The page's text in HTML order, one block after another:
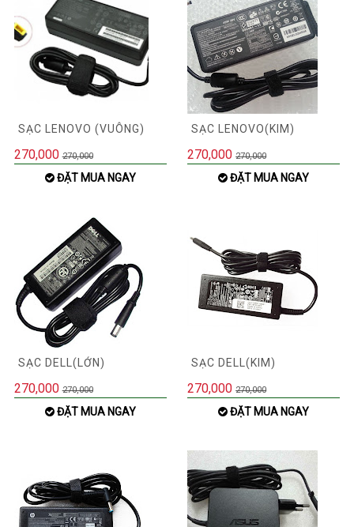
SẠC LENOVO (VUÔNG)
270,000 270,000
ĐẶT MUA NGAY
SẠC LENOVO(KIM)
270,000 270,000
ĐẶT MUA NGAY
SẠC DELL(LỚN)
270,000 270,000
ĐẶT MUA NGAY
SẠC DELL(KIM)
270,000 270,000
ĐẶT MUA NGAY